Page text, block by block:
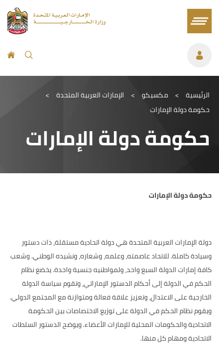
الرئيسية > مكسيكو > الإمارات العربية المتحدة >
حكومة دولة الإمارات
حكومة دولة الإمارات
حكومة دولة الإمارات
دولة الإمارات العربية المتحدة هي دولة اتحادية مستقلة، ذات دستور
وسيادة كاملة. للاتحاد عاصمته، وعلمه، وشعاره، ونشيده الوطني. وشعب
كافة إمارات الدولة السبع واحد، ولمواطنيه جنسية واحدة. يخضع نظام
الحكم في الدولة إلى أحكام الدستور الإماراتي، وتقوم سياسة الدولة
الخارجية على الاعتدال، وتعزيز علاقة فعالة ومتوازنة مع المجتمع الدولي.
ويقوم نظام الحكم في الدولة على توزيع الاختصاصات بين الحكومة
الاتحادية والحكومات المحلية للإمارات الأعضاء. ويوضح الدستور السلطات
الاتحادية ومهام كل منها.